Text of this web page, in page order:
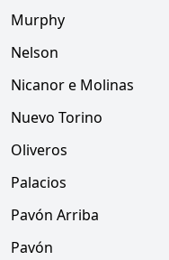
Murphy
Nelson
Nicanor e Molinas
Nuevo Torino
Oliveros
Palacios
Pavón Arriba
Pavón